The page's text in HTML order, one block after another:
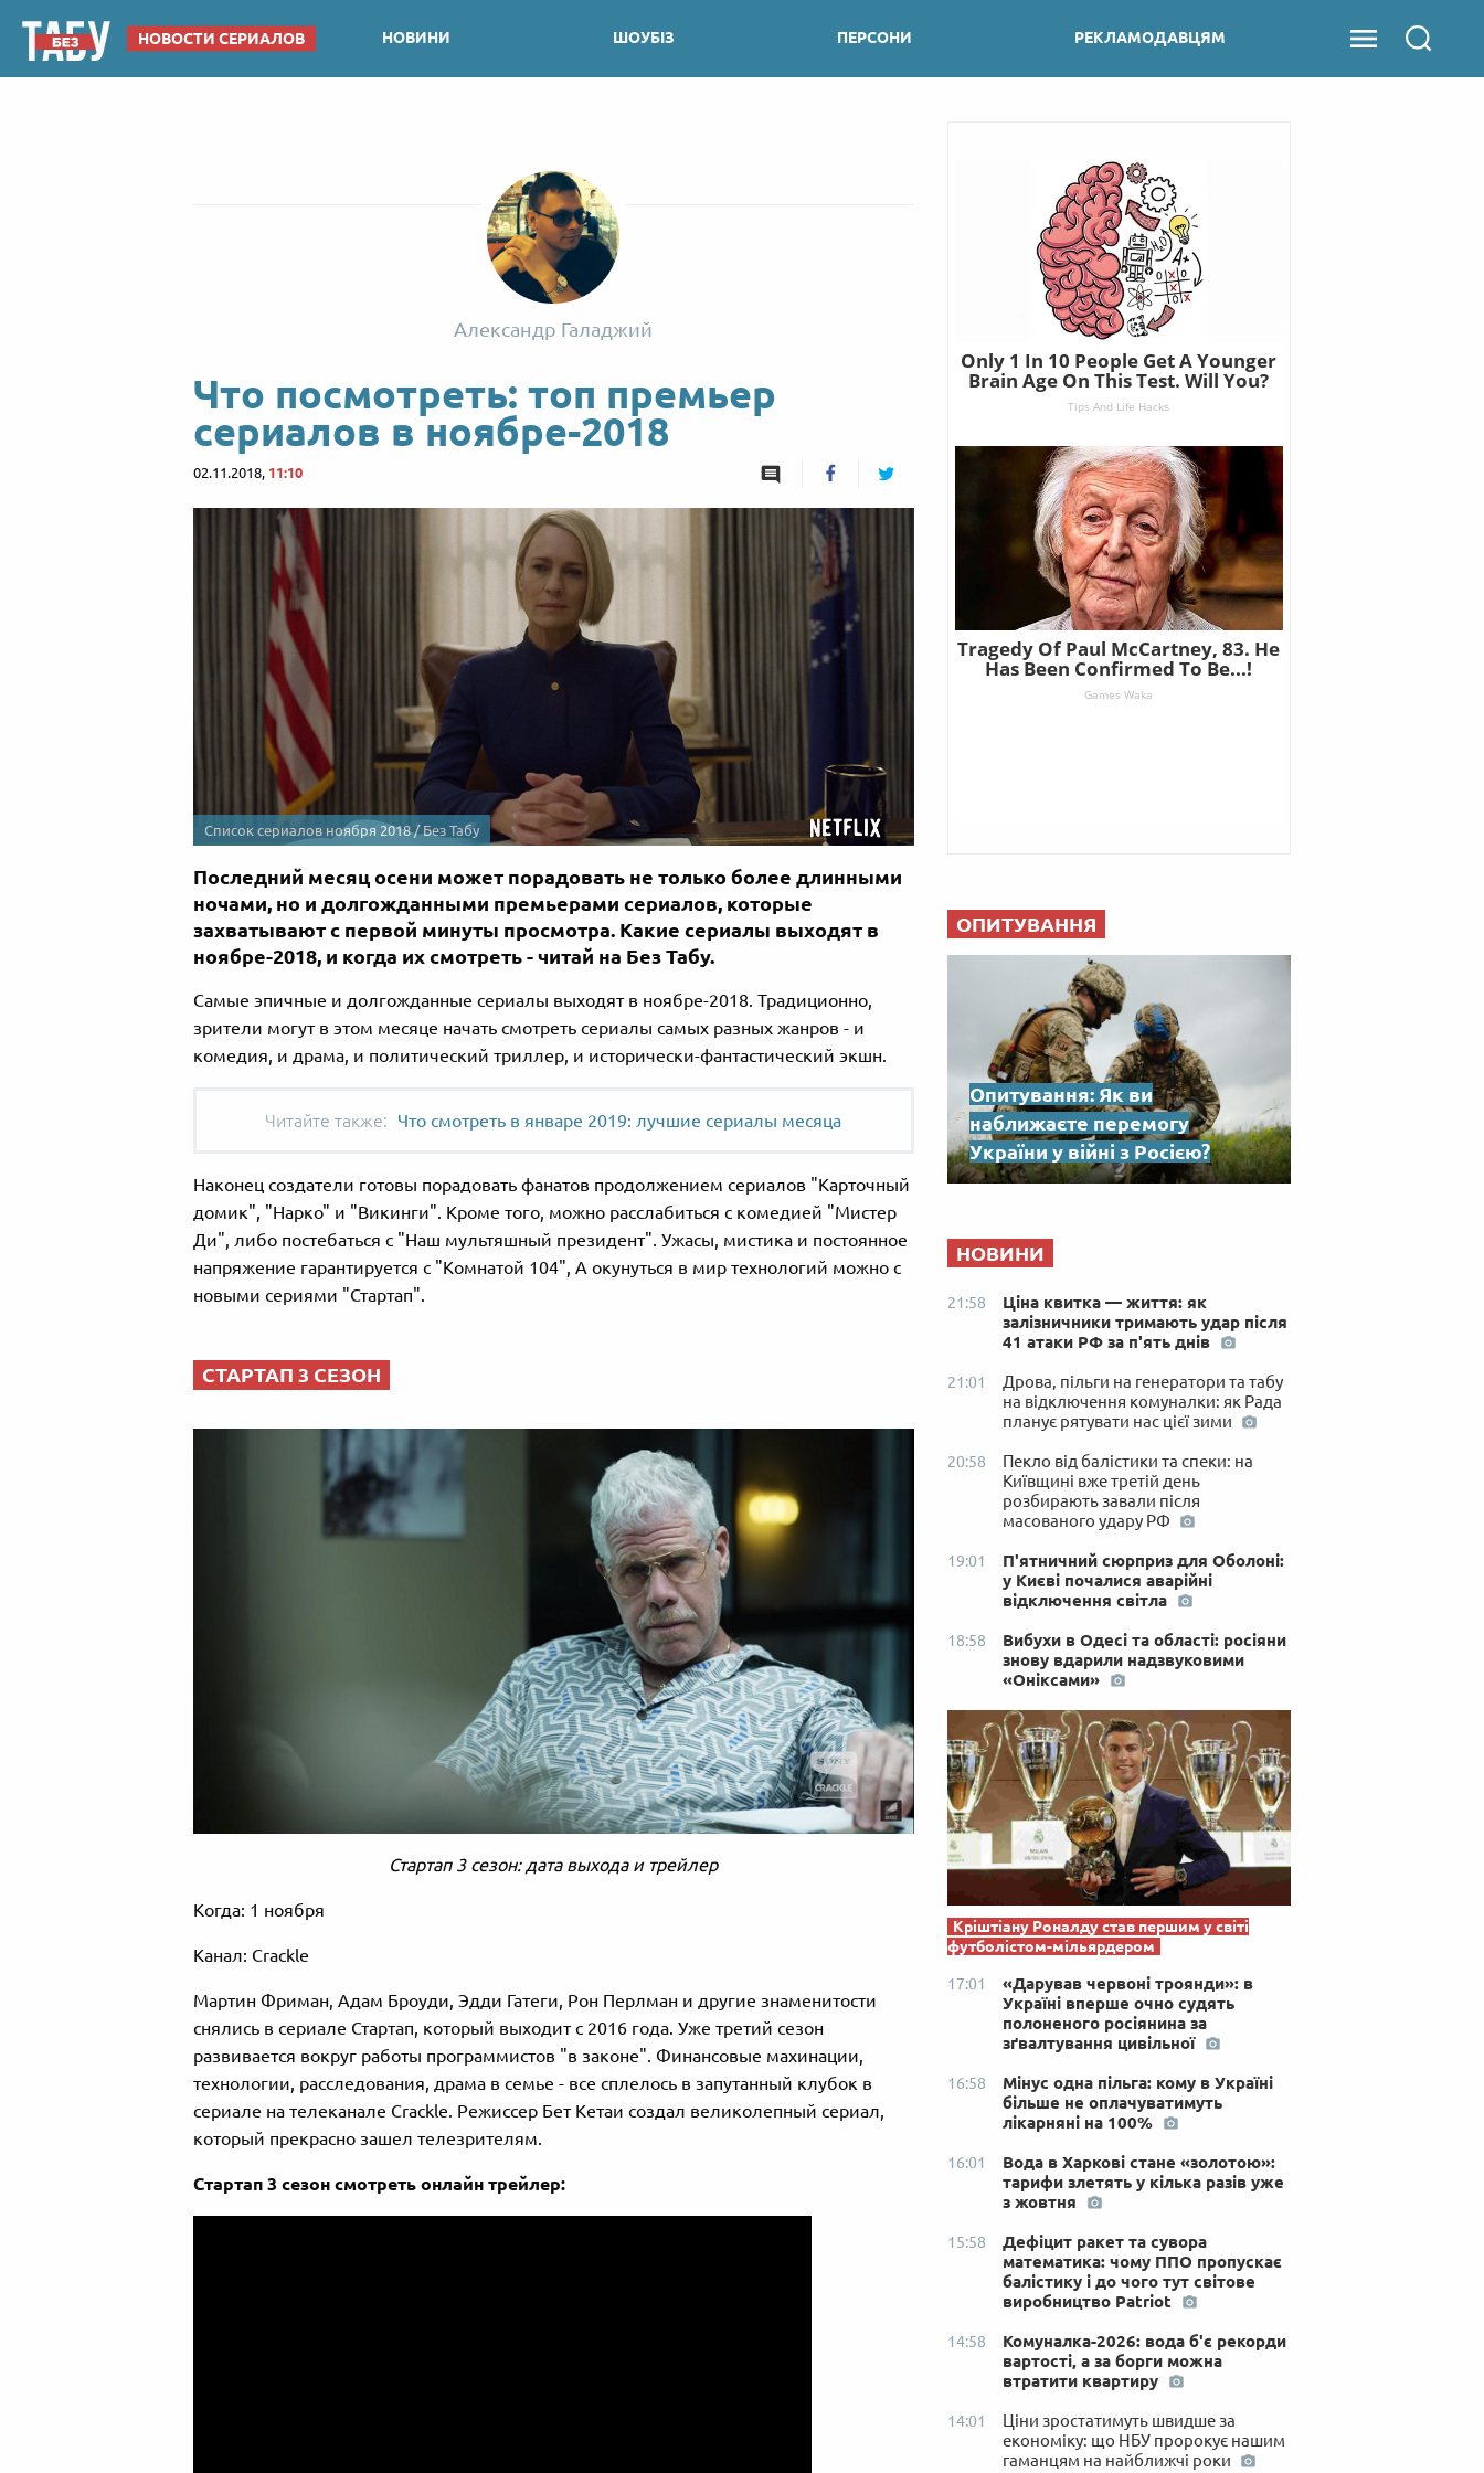
НОВОСТИ СЕРИАЛОВ НОВИНИ ШОУБІЗ ПЕРСОНИ РЕКЛАМОДАВЦЯМ
Александр Галаджий
Что посмотреть: топ премьер
сериалов в ноябре-2018
02.11.2018, 11:10
Список сериалов ноября 2018 / Без Табу
Последний месяц осени может порадовать не только более длинными
ночами, но и долгожданными премьерами сериалов, которые
захватывают с первой минуты просмотра. Какие сериалы выходят в
ноябре-2018, и когда их смотреть - читай на Без Табу.
Самые эпичные и долгожданные сериалы выходят в ноябре-2018. Традиционно,
зрители могут в этом месяце начать смотреть сериалы самых разных жанров - и
комедия, и драма, и политический триллер, и исторически-фантастический экшн.
Что смотреть в январе 2019: лучшие сериалы месяца
Наконец создатели готовы порадовать фанатов продолжением сериалов "Карточный
домик", "Нарко" и "Викинги". Кроме того, можно расслабиться с комедией "Мистер
Ди", либо постебаться с "Наш мультяшный президент". Ужасы, мистика и постоянное
напряжение гарантируется с "Комнатой 104", А окунуться в мир технологий можно с
новыми сериями "Стартап".
СТАРТАП 3 СЕЗОН
Стартап 3 сезон: дата выхода и трейлер
Когда: 1 ноября
Канал: Crackle
Мартин Фриман, Адам Броуди, Эдди Гатеги, Рон Перлман и другие знаменитости
снялись в сериале Стартап, который выходит с 2016 года. Уже третий сезон
развивается вокруг работы программистов "в законе". Финансовые махинации,
технологии, расследования, драма в семье - все сплелось в запутанный клубок в
сериале на телеканале Crackle. Режиссер Бет Кетаи создал великолепный сериал,
который прекрасно зашел телезрителям.
Стартап 3 сезон смотреть онлайн трейлер:
ОПИТУВАННЯ
Опитування: Як ви
наближаєте перемогу
України у війні з Росією?
НОВИНИ
21:58
Ціна квитка — життя: як
залізничники тримають удар після
41 атаки РФ за п'ять днів
21:01
Дрова, пільги на генератори та табу
на відключення комуналки: як Рада
планує рятувати нас цієї зими
20:58
Пекло від балістики та спеки: на
Київщині вже третій день
розбирають завали після
масованого удару РФ
19:01
П'ятничний сюрприз для Оболоні:
у Києві почалися аварійні
відключення світла
18:58
Вибухи в Одесі та області: росіяни
знову вдарили надзвуковими
«Оніксами»
Кріштіану Роналду став першим у світі
футболістом-мільярдером
17:01
«Дарував червоні троянди»: в
Україні вперше очно судять
полоненого росіянина за
зґвалтування цивільної
16:58
Мінус одна пільга: кому в Україні
більше не оплачуватимуть
лікарняні на 100%
16:01
Вода в Харкові стане «золотою»:
тарифи злетять у кілька разів уже
з жовтня
15:58
Дефіцит ракет та сувора
математика: чому ППО пропускає
балістику і до чого тут світове
виробництво Patriot
14:58
Комуналка-2026: вода б'є рекорди
вартості, а за борги можна
втратити квартиру
14:01
Ціни зростатимуть швидше за
економіку: що НБУ пророкує нашим
гаманцям на найближчі роки